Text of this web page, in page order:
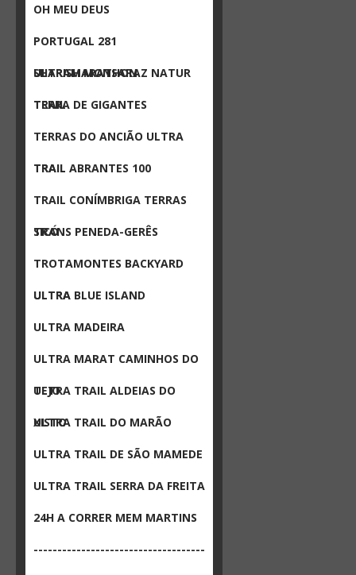
OH MEU DEUS
PORTUGAL 281
ULTRAMARATHON
SHARISH MONSARAZ NATUR
TRAIL
TERRA DE GIGANTES
TERRAS DO ANCIÃO ULTRA
TRAIL
TRAIL ABRANTES 100
TRAIL CONÍMBRIGA TERRAS
SICÓ
TRANS PENEDA-GERÊS
TROTAMONTES BACKYARD
ULTRA
ULTRA BLUE ISLAND
ULTRA MADEIRA
ULTRA MARAT CAMINHOS DO
TEJO
ULTRA TRAIL ALDEIAS DO
XISTO
ULTRA TRAIL DO MARÃO
ULTRA TRAIL DE SÃO MAMEDE
ULTRA TRAIL SERRA DA FREITA
24H A CORRER MEM MARTINS
------------------------------------